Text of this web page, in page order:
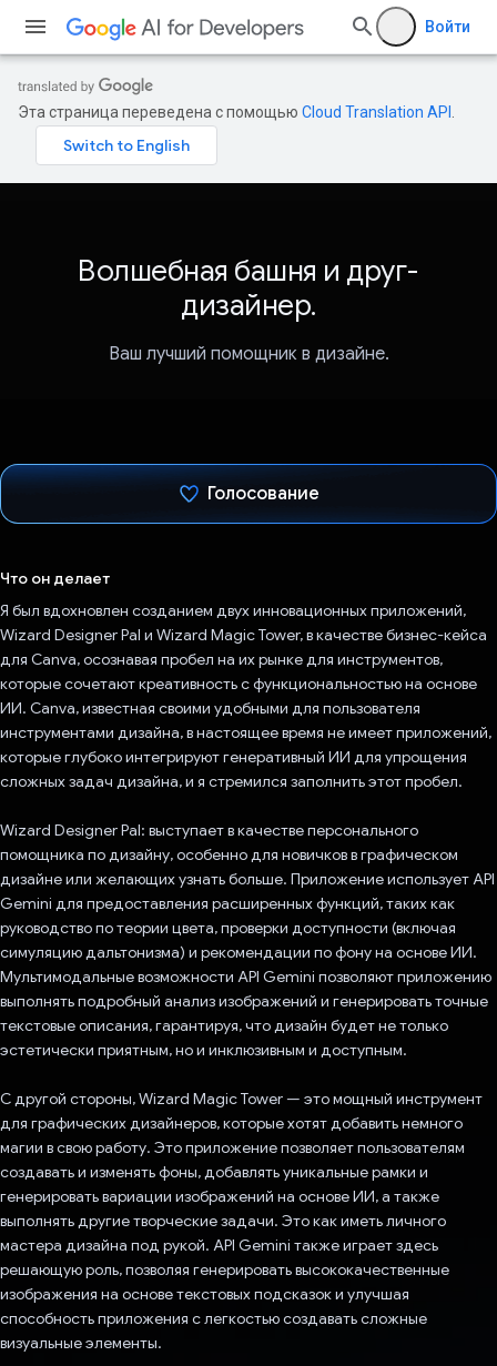
Войти
Эта страница переведена с помощью Cloud Translation API
Волшебная башня и друг-
дизайнер.
Ваш лучший помощник в дизайне.
Голосование
Что он делает
Я был вдохновлен созданием двух инновационных приложений,
Wizard Designer Pal и Wizard Magic Tower, в качестве бизнес-кейса
для Canva, осознавая пробел на их рынке для инструментов,
которые сочетают креативность с функциональностью на основе
ИИ. Canva, известная своими удобными для пользователя
инструментами дизайна, в настоящее время не имеет приложений,
которые глубоко интегрируют генеративный ИИ для упрощения
сложных задач дизайна, и я стремился заполнить этот пробел.
Wizard Designer Pal: выступает в качестве персонального
помощника по дизайну, особенно для новичков в графическом
дизайне или желающих узнать больше. Приложение использует API
Gemini для предоставления расширенных функций, таких как
руководство по теории цвета, проверки доступности (включая
симуляцию дальтонизма) и рекомендации по фону на основе ИИ.
Мультимодальные возможности API Gemini позволяют приложению
выполнять подробный анализ изображений и генерировать точные
текстовые описания, гарантируя, что дизайн будет не только
эстетически приятным, но и инклюзивным и доступным.
С другой стороны, Wizard Magic Tower — это мощный инструмент
для графических дизайнеров, которые хотят добавить немного
магии в свою работу. Это приложение позволяет пользователям
создавать и изменять фоны, добавлять уникальные рамки и
генерировать вариации изображений на основе ИИ, а также
выполнять другие творческие задачи. Это как иметь личного
мастера дизайна под рукой. API Gemini также играет здесь
решающую роль, позволяя генерировать высококачественные
изображения на основе текстовых подсказок и улучшая
способность приложения с легкостью создавать сложные
визуальные элементы.